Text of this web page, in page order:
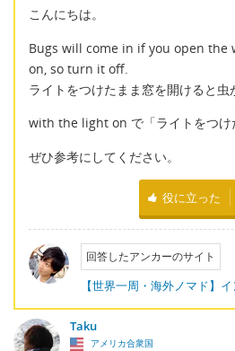
こんにちは。
Bugs will come in if you open
on, so turn it off.
ライトをつけたまま窓を開けると虫
with the light on で「ライトをつけ
ぜひ参考にしてください。
役に立った
回答したアンカーのサイト
【世界一周・海外ノマド】
Taku
アメリカ合衆国